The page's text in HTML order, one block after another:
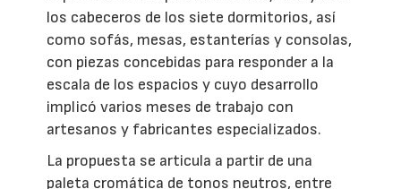
los cabeceros de los siete dormitorios, así
como sofás, mesas, estanterías y consolas,
con piezas concebidas para responder a la
escala de los espacios y cuyo desarrollo
implicó varios meses de trabajo con
artesanos y fabricantes especializados.
La propuesta se articula a partir de una
paleta cromática de tonos neutros, entre